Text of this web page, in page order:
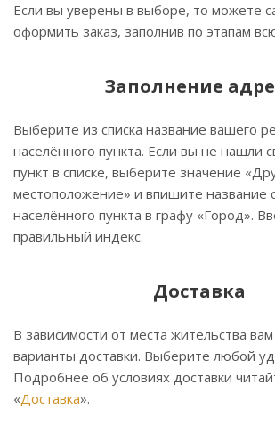
Если вы уверены в выборе, то можете
оформить заказ, заполнив по этапам
Заполнение
Выберите из списка название вашего
населённого пункта. Если вы не нашли
пункт в списке, выберите значение
местоположение» и впишите название
населённого пункта в графу «Город».
правильный индекс.
Доставка
В зависимости от места жительства
варианты доставки. Выберите любой
Подробнее об условиях доставки
«Доставка».